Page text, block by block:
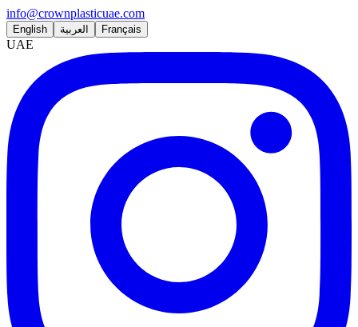
info@crownplasticuae.com
English العربية Français
UAE